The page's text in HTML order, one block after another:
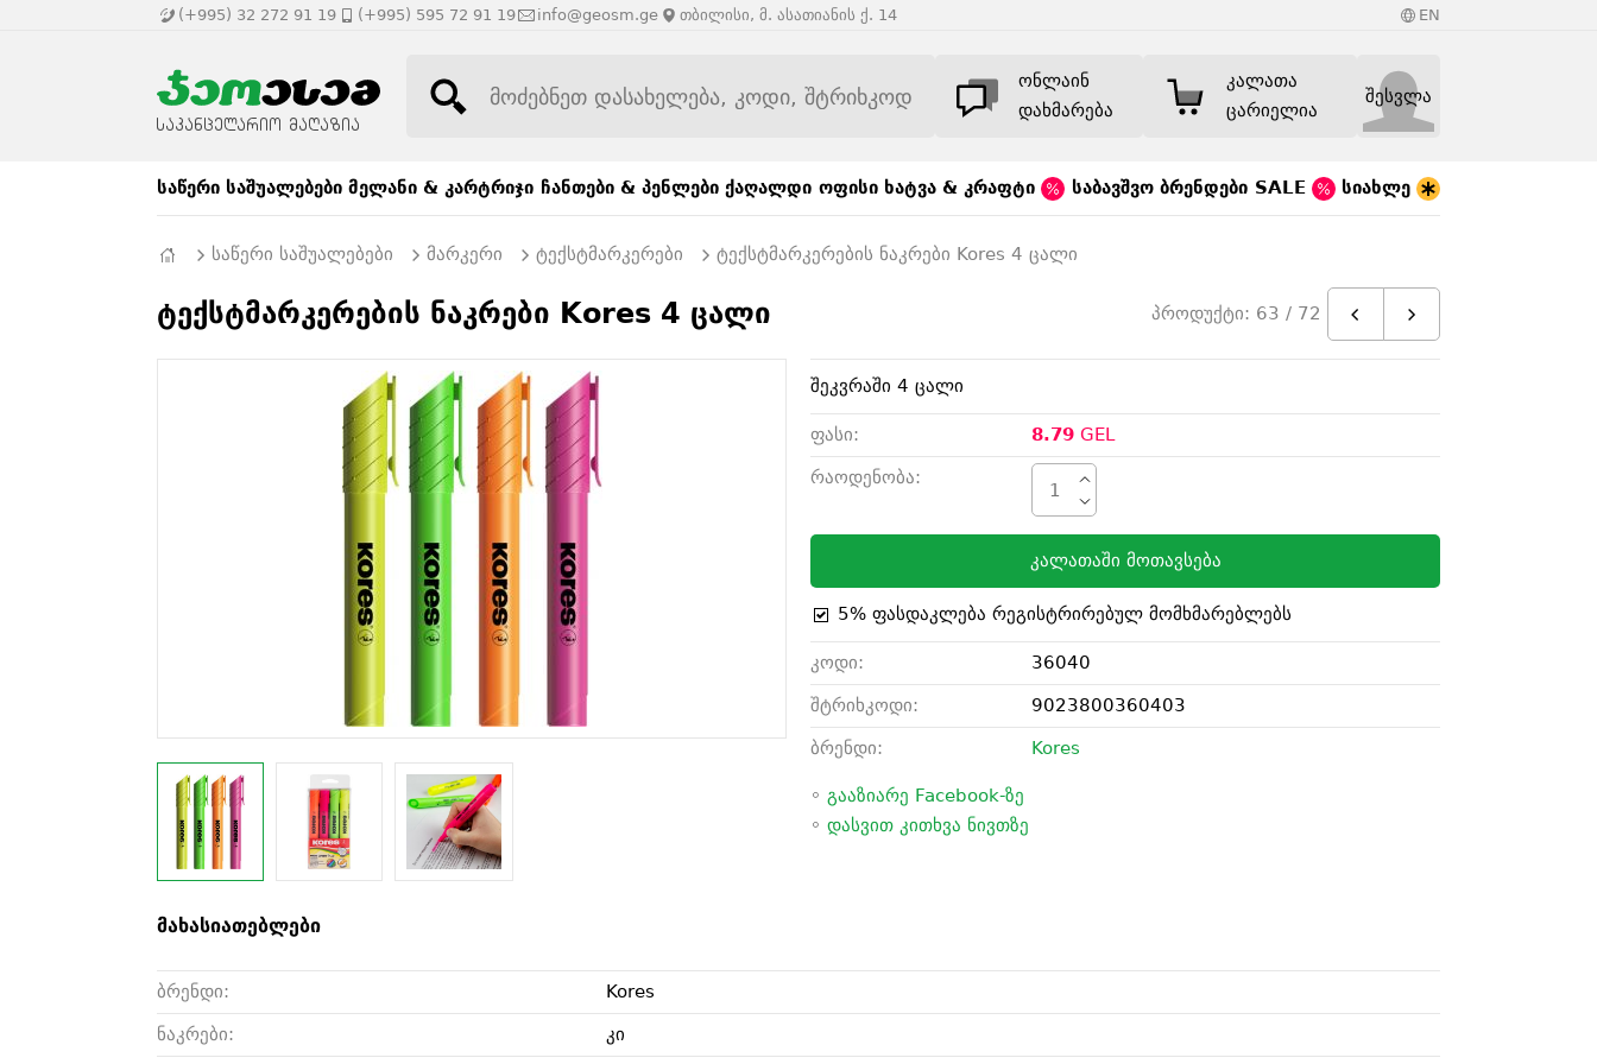
(+995) 32 272 91 19 (+995) 595 72 91 19 info@geosm.ge თბილისი, მ. ასათიანის ქ. 14 EN
ონლაინ
დახმარება
კალათა
ცარიელია
შესვლა
საწერი საშუალებები მელანი & კარტრიჯი ჩანთები & პენლები ქაღალდი ოფისი ხატვა & კრაფტი საბავშვო ბრენდები SALE სიახლე
საწერი საშუალებები მარკერი ტექსტმარკერები ტექსტმარკერების ნაკრები Kores 4 ცალი
ტექსტმარკერების ნაკრები Kores 4 ცალი პროდუქტი: 63 / 72
შეკვრაში 4 ცალი
ფასი: 8.79GEL
რაოდენობა:
კალათაში მოთავსება
5% ფასდაკლება რეგისტრირებულ მომხმარებლებს
კოდი:
36040
შტრიხკოდი:
9023800360403
ბრენდი:
Kores
◦ გააზიარე Facebook-ზე
◦ დასვით კითხვა ნივთზე
მახასიათებლები
ბრენდი:
Kores
ნაკრები:
კი